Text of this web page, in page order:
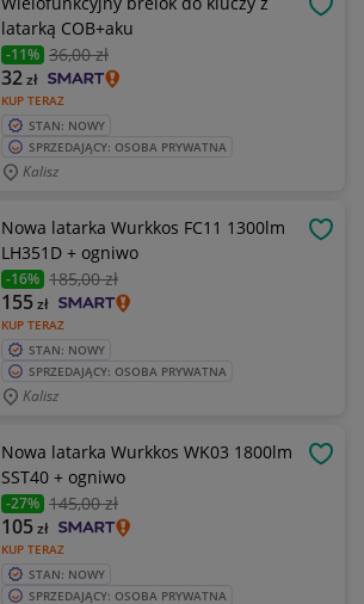
latarką COB+aku
-11% 36,00 zł
KUP TERAZ
32zł
STAN: NOWY
SPRZEDAJĄCY: OSOBA PRYWATNA
Kalisz
Nowa latarka Wurkkos FC11 1300lm
LH351D + ogniwo
-16% 185,00 zł
KUP TERAZ
155zł
STAN: NOWY
SPRZEDAJĄCY: OSOBA PRYWATNA
Kalisz
Nowa latarka Wurkkos WK03 1800lm
SST40 + ogniwo
-27% 145,00 zł
KUP TERAZ
105zł
STAN: NOWY
SPRZEDAJĄCY: OSOBA PRYWATNA